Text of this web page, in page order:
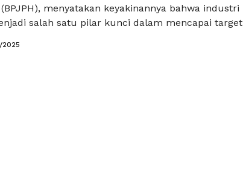
menyatakan keyakinannya bahwa industri
salah satu pilar kunci dalam mencapai target
Subianto. Hal ini disampaikan dalam peresmian
2025